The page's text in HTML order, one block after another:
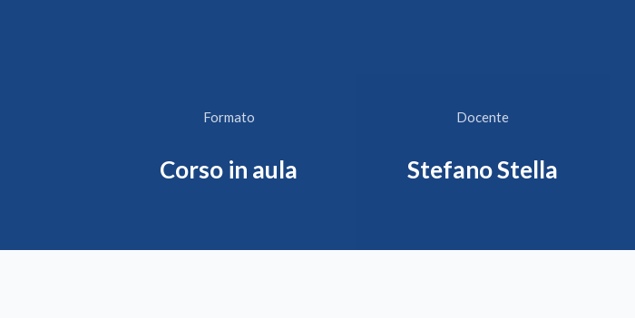
Formato
Corso in aula
Docente
Stefano Stella